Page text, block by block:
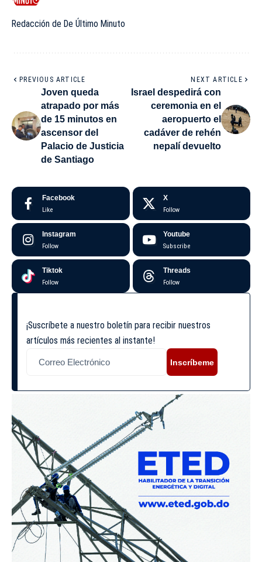
Nuestro sitio web se financia con publicidad.
Por favor, añádelo a tu lista de sitios
permitidos para apoyar nuestro sitio.
Redacción de De Último Minuto
PREVIOUS ARTICLE
Joven queda
atrapado por más
de 15 minutos en
ascensor del
Palacio de Justicia
de Santiago
NEXT ARTICLE
Israel despedirá con
ceremonia en el
aeropuerto el
cadáver de rehén
nepalí devuelto
Facebook
Like
X
Follow
Instagram
Follow
Youtube
Subscribe
Tiktok
Follow
Threads
Follow
¡Suscríbete a nuestro boletín para recibir nuestros
artículos más recientes al instante!
Inscríbeme